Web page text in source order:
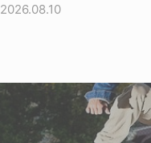
2026.08.10